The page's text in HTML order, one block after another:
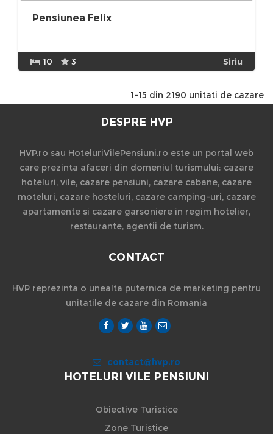
Pensiunea Felix
10 3 Siriu
1-15 din 2190 unitati de cazare
DESPRE HVP
HVP.ro sau HoteluriVilePensiuni.ro este un portal web
care prezinta afaceri din domeniul turismului: cazare
hoteluri, vile, cazare pensiuni, cazare cabane, cazare
moteluri, cazare hosteluri, cazare camping-uri, cazare
apartamente si cazare garsoniere in regim hotelier,
restaurante, agentii de turism.
CONTACT
HVP reprezinta o unealta puternica de marketing pentru
unitatile de cazare din Romania
contact@hvp.ro
HOTELURI VILE PENSIUNI
Obiective Turistice
Zone Turistice